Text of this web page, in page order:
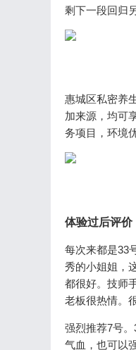
剩下一段回归
惠城区私密养
加来源，均可
务项目，环境
体验过后评价
每次来都是33
秀的小姐姐，
都很好。技师
老板很热情。
强烈推荐7号
气血，也可以